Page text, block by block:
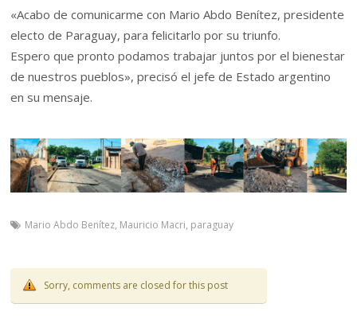
«Acabo de comunicarme con Mario Abdo Benítez, presidente
electo de Paraguay, para felicitarlo por su triunfo.
Espero que pronto podamos trabajar juntos por el bienestar
de nuestros pueblos», precisó el jefe de Estado argentino
en su mensaje.
Mario Abdo Benítez, Mauricio Macri, paraguay
Sorry, comments are closed for this post